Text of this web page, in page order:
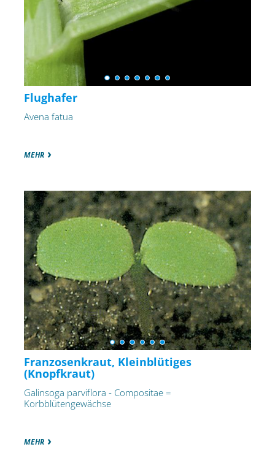
Flughafer
Avena fatua
MEHR
Franzosenkraut, Kleinblütiges
(Knopfkraut)
Galinsoga parviflora - Compositae =
Korbblütengewächse
MEHR